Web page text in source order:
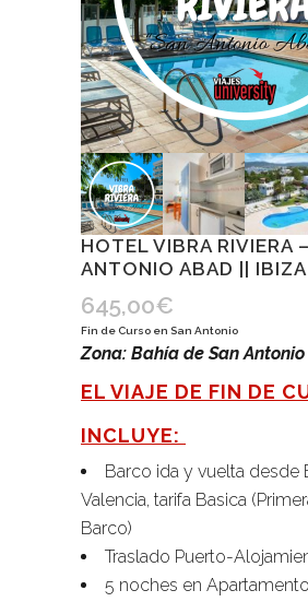
HOTEL VIBRA RIVIERA
ANTONIO ABAD || IBIZA
645,00€
Fin de Curso en San Antonio
Zona: Bahía de San Antonio
EL VIAJE DE FIN DE
INCLUYE:
Barco ida y vuelta desde
Valencia, tarifa Basica
Barco)
Traslado Puerto-
5 noches en